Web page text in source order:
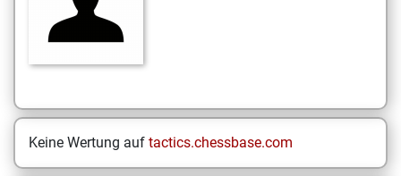
Keine Wertung auf tactics.chessbase.com